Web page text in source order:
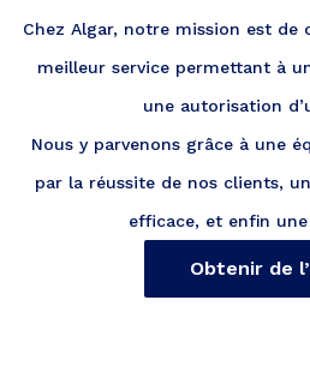
Chez Algar, notre mission est
meilleur service permettant à
une autorisation
Nous y parvenons grâce à une
par la réussite de nos clients,
efficace, et enfin
Obtenir de